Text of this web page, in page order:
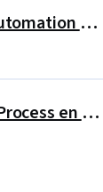
Qwiklabs.
que se
que se
Elastic Cloud Infrastructure: Scaling and Automation en Español
Reliable Cloud Infrastructure: Design and Process en Español